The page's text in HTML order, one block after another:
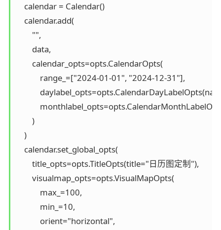
    calendar = Calendar()
    calendar.add(
        "",
        data,
        calendar_opts=opts.CalendarOpts(
            range_=["2024-01-01", "2024-12-31"],
        )
    )
    calendar.set_global_opts(
        title_opts=opts.TitleOpts(title="日历图定制"),
        visualmap_opts=opts.VisualMapOpts(
            max_=100,
            min_=10,
            orient="horizontal",